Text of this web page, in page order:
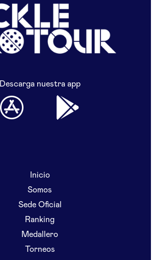
Descarga nuestra app
Inicio
Somos
Sede Oficial
Ranking
Medallero
Torneos